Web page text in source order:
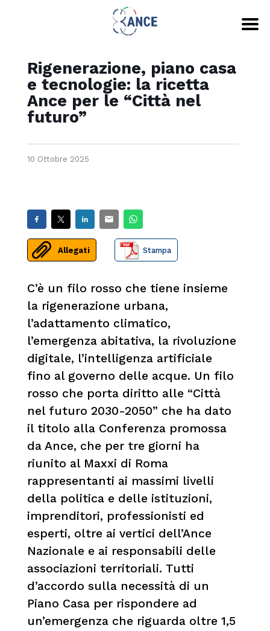
Rigenerazione, piano casa
e tecnologie: la ricetta
Ance per le “Città nel
futuro”
10 Ottobre 2025
Allegati Stampa
C’è un filo rosso che tiene insieme
la rigenerazione urbana,
l’adattamento climatico,
l’emergenza abitativa, la rivoluzione
digitale, l’intelligenza artificiale
fino al governo delle acque. Un filo
rosso che porta diritto alle “Città
nel futuro 2030-2050” che ha dato
il titolo alla Conferenza promossa
da Ance, che per tre giorni ha
riunito al Maxxi di Roma
rappresentanti ai massimi livelli
della politica e delle istituzioni,
imprenditori, professionisti ed
esperti, oltre ai vertici dell’Ance
Nazionale e ai responsabili delle
associazioni territoriali. Tutti
d’accordo sulla necessità di un
Piano Casa per rispondere ad
un’emergenza che riguarda oltre 1,5